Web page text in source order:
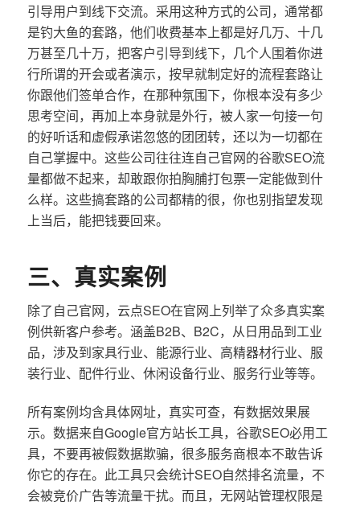
引导用户到线下交流。采用这种方式的公司，通常都
是钓大鱼的套路，他们收费基本上都是好几万、十几
万甚至几十万，把客户引导到线下，几个人围着你进
行所谓的开会或者演示，按早就制定好的流程套路让
你跟他们签单合作，在那种氛围下，你根本没有多少
思考空间，再加上本身就是外行，被人家一句接一句
的好听话和虚假承诺忽悠的团团转，还以为一切都在
自己掌握中。这些公司往往连自己官网的谷歌SEO流
量都做不起来，却敢跟你拍胸脯打包票一定能做到什
么样。这些搞套路的公司都精的很，你也别指望发现
上当后，能把钱要回来。
三、真实案例
除了自己官网，云点SEO在官网上列举了众多真实案
例供新客户参考。涵盖B2B、B2C，从日用品到工业
品，涉及到家具行业、能源行业、高精器材行业、服
装行业、配件行业、休闲设备行业、服务行业等等。
所有案例均含具体网址，真实可查，有数据效果展
示。数据来自Google官方站长工具，谷歌SEO必用工
具，不要再被假数据欺骗，很多服务商根本不敢告诉
你它的存在。此工具只会统计SEO自然排名流量，不
会被竞价广告等流量干扰。而且，无网站管理权限是